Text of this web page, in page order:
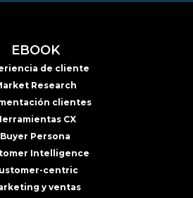
EBOOK
de cliente
Research
clientes
CX
Buyer Persona
Intelligence
centric
y ventas